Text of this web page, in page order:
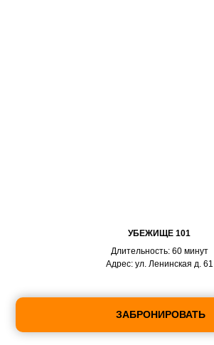
УБЕЖИЩЕ 101
Длительность: 60 минут
Адрес: ул. Ленинская д. 61
ЗАБРОНИРОВАТЬ